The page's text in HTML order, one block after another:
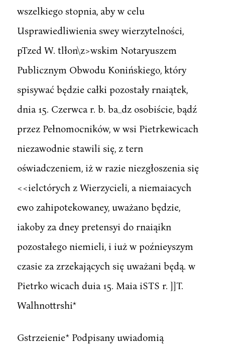
wszelkiego stopnia, aby w celu
Usprawiedliwienia swey wierzytelności,
pTzed W. tlłon\z>wskim Notaryuszem
Publicznym Obwodu Konińskiego, który
spisywać będzie całki pozostały rnaiątek,
dnia 15. Czerwca r. b. ba_dz osobiście, bądź
przez Pełnomocników, w wsi Pietrkewicach
niezawodnie stawili się, z tern
oświadczeniem, iż w razie niezgłoszenia się
<<ielctórych z Wierzycieli, a niemaiacych
ewo zahipotekowaney, uważano będzie,
iakoby za dney pretensyi do rnaiąikn
pozostałego niemieli, i iuż w poźnieyszym
czasie za zrzekających się uważani będą. w
Pietrko wicach duia 15. Maia iSTS r. ]]T.
Walhnottrshi*
Gstrzeienie* Podpisany uwiadomią